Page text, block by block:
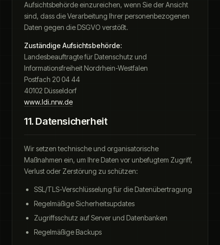
Aufsichtsbehörde einzureichen, wenn Sie der Ansicht
sind, dass die Verarbeitung Ihrer personenbezogenen
Daten gegen die DSGVO verstößt.
Zuständige Aufsichtsbehörde:
Landesbeauftragte für Datenschutz und
Informationsfreiheit Nordrhein-Westfalen
Postfach 20 04 44
40102 Düsseldorf
www.ldi.nrw.de
11. Datensicherheit
Wir setzen technische und organisatorische
Maßnahmen ein, um Ihre Daten vor unbefugtem Zugriff,
Verlust oder Zerstörung zu schützen:
SSL/TLS-Verschlüsselung für die Datenübertragung
Regelmäßige Sicherheitsupdates
Zugriffsschutz auf Server und Datenbanken
Regelmäßige Backups